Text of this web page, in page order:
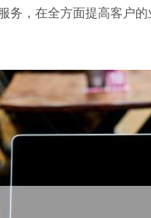
务，在全方面提高客户